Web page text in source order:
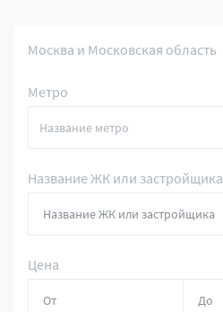
Москва и Московская область
Метро
Название ЖК или застройщика
Цена